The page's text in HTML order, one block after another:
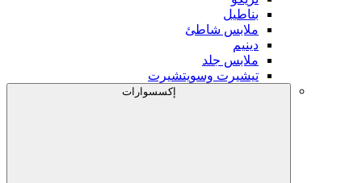
بناطيل
ملابس شاطئ
دينيم
ملابس جلد
تيشيرت وسويتشيرت
إكسسوارات